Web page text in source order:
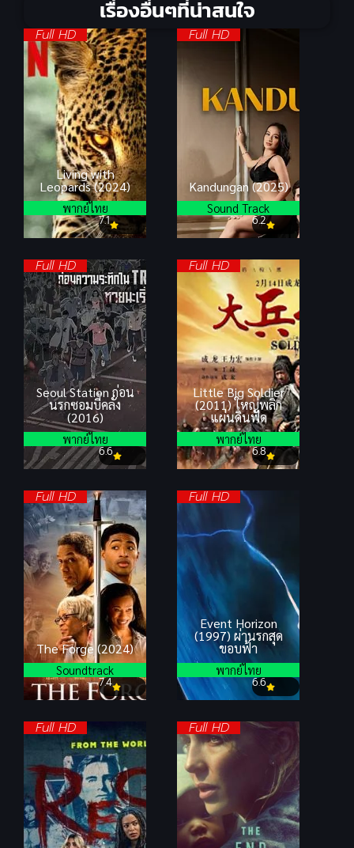
เรื่องอื่นๆที่น่าสนใจ
Full HD
Living with
Leopards (2024)
7.1
พากย์ไทย
Full HD
Kandungan (2025)
6.2
Sound Track
Full HD
Seoul Station ก่อน
นรกซอมบี้คลั่ง
(2016)
6.6
พากย์ไทย
Full HD
Little Big Soldier
(2011) ใหญ่พลิก
แผ่นดินฟัด
6.8
พากย์ไทย
Full HD
The Forge (2024)
7.4
Soundtrack
Full HD
Event Horizon
(1997) ผ่านรกสุด
ขอบฟ้า
6.6
พากย์ไทย
Full HD Full HD